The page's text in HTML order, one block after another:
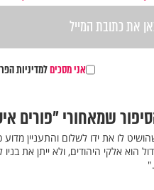
אני מסכיםלמדיניות
שמאחורי "פורים
לו את ידו לשלום והתעניין
הוא אלקי היהודים, ולא ייתן את